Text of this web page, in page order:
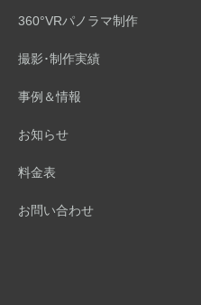
360°VRパノラマ制作
撮影･制作実績
事例＆情報
お知らせ
料金表
お問い合わせ